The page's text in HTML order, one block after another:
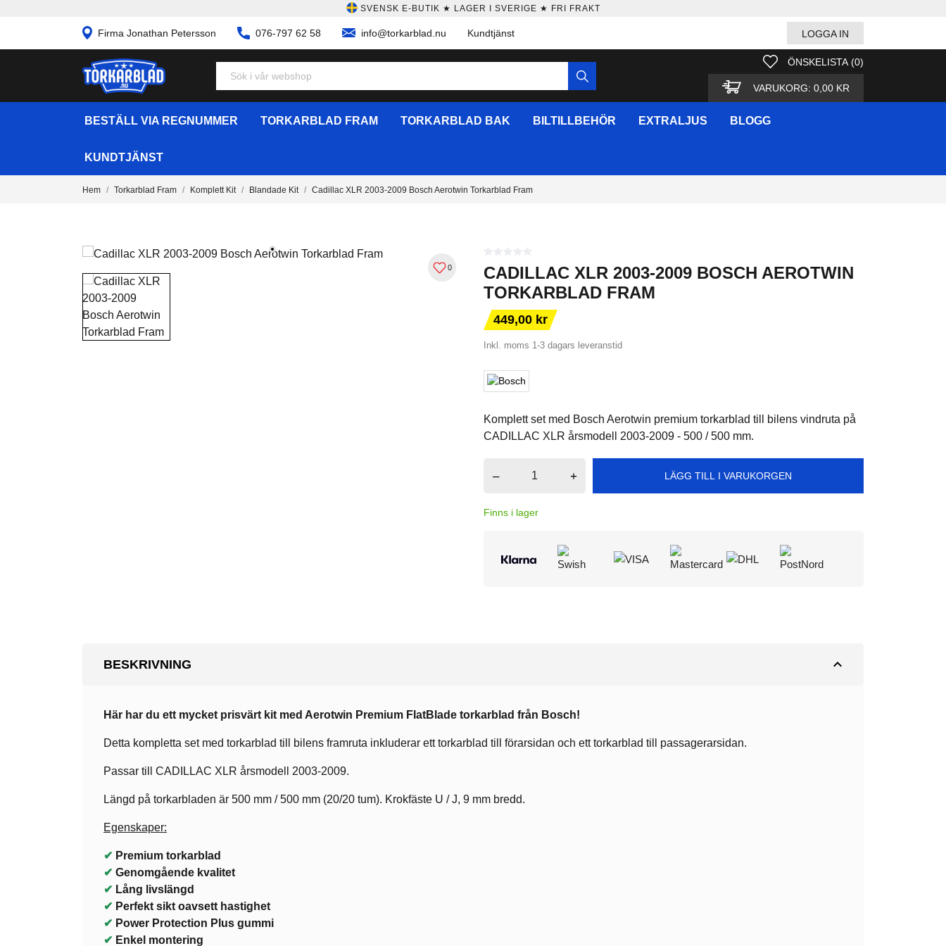
SVENSK E-BUTIK ★ LAGER I SVERIGE ★ FRI FRAKT
Firma Jonathan Petersson 076-797 62 58 info@torkarblad.nu Kundtjänst LOGGA IN
ÖNSKELISTA (0)
VARUKORG: 0,00 KR
BESTÄLL VIA REGNUMMER TORKARBLAD FRAM TORKARBLAD BAK BILTILLBEHÖR EXTRALJUS BLOGG
KUNDTJÄNST
Hem Torkarblad Fram Komplett Kit Blandade Kit Cadillac XLR 2003-2009 Bosch Aerotwin Torkarblad Fram
0
CADILLAC XLR 2003-2009 BOSCH AEROTWIN
TORKARBLAD FRAM
449,00 kr
Inkl. moms 1-3 dagars leveranstid
Komplett set med Bosch Aerotwin premium torkarblad till bilens vindruta på
CADILLAC XLR årsmodell 2003-2009 - 500 / 500 mm.
– + LÄGG TILL I VARUKORGEN
Finns i lager
expand_less
BESKRIVNING
Här har du ett mycket prisvärt kit med Aerotwin Premium FlatBlade torkarblad från Bosch!
Detta kompletta set med torkarblad till bilens framruta inkluderar ett torkarblad till förarsidan och ett torkarblad till passagerarsidan.
Passar till CADILLAC XLR årsmodell 2003-2009.
Längd på torkarbladen är 500 mm / 500 mm (20/20 tum). Krokfäste U / J, 9 mm bredd.
Egenskaper:
✔ Premium torkarblad
✔ Genomgående kvalitet
✔ Lång livslängd
✔ Perfekt sikt oavsett hastighet
✔ Power Protection Plus gummi
✔ Enkel montering